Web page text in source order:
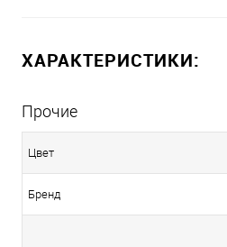
ХАРАКТЕРИСТИКИ:
Прочие
Цвет
Бренд